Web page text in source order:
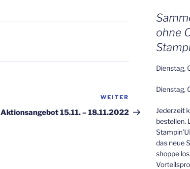
Beitrag
WEITER
Aktionsangebot 15.11. – 18.11.2022
ohne
Dienstag,
Dienstag,
Jederzeit
bestellen.
das neue
shoppe